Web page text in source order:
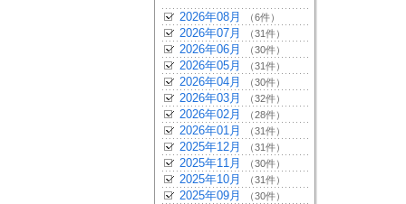
2026年08月 （6件）
2026年07月 （31件）
2026年06月 （30件）
2026年05月 （31件）
2026年04月 （30件）
2026年03月 （32件）
2026年02月 （28件）
2026年01月 （31件）
2025年12月 （31件）
2025年11月 （30件）
2025年10月 （31件）
2025年09月 （30件）